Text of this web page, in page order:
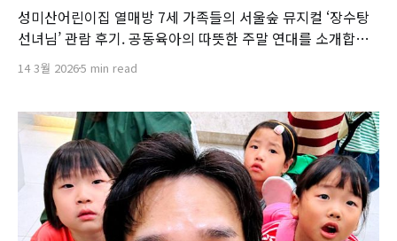
성미산어린이집 열매방 7세 가족들의 서울숲 뮤지컬 ‘장수탕
선녀님’ 관람 후기. 공동육아의 따뜻한 주말 연대를 소개합니
다.
14 3월 20265 min read